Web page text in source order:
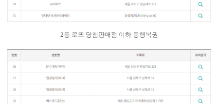
2등 로또 당첨판매점 이하 동행복권